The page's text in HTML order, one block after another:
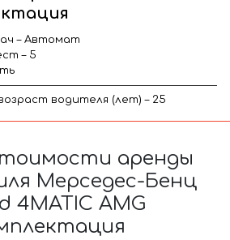
– Автомат
– 5
водителя (лет) – 25
аренды
Мерседес-Бенц
4MATIC AMG